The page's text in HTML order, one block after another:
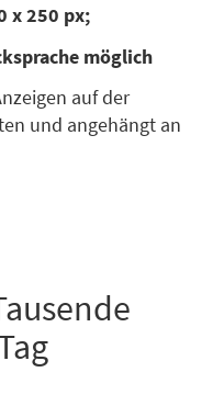
x 250 px;
möglich
auf der
und angehängt an